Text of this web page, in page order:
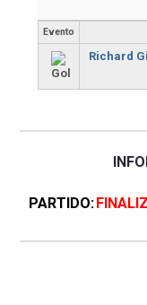
Evento
Richard Gil
PARTIDO